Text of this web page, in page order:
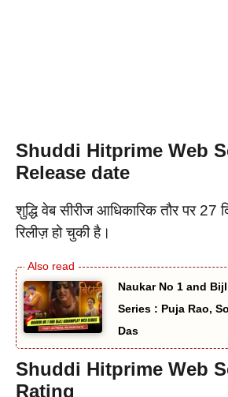
Shuddi Hitprime Web
Release date
शुद्धि वेब सीरीज आधिकारिक तौर पर 27
रिलीज़ हो चुकी है।
Naukar No 1 and
Series : Puja Rao,
Das
Shuddi Hitprime Web
Rating